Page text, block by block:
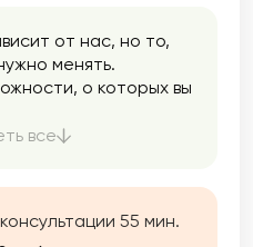
от нас, но то,
менять.
о которых вы
все
55 мин.